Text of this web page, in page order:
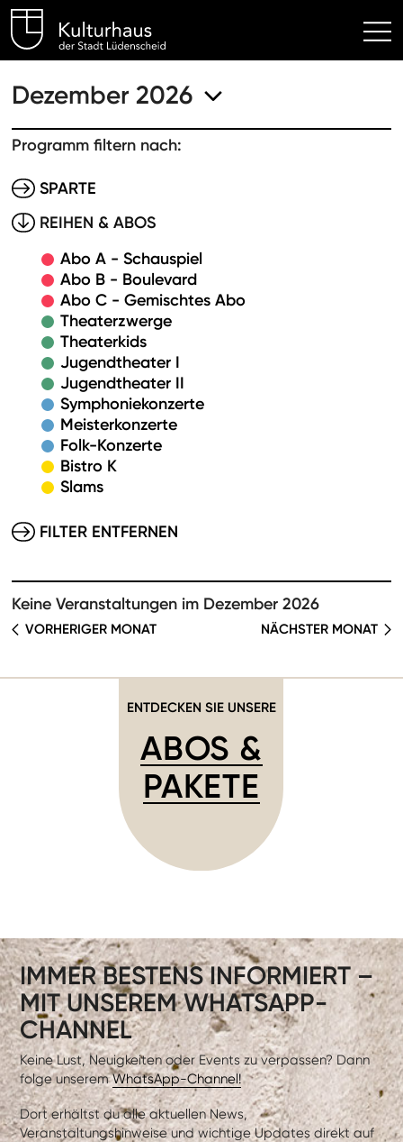
Kulturhaus Lüdenscheid
Dezember 2026
Programm filtern nach:
SPARTE
REIHEN & ABOS
Abo A - Schauspiel
Abo B - Boulevard
Abo C - Gemischtes Abo
Theaterzwerge
Theaterkids
Jugendtheater I
Jugendtheater II
Symphoniekonzerte
Meisterkonzerte
Folk-Konzerte
Bistro K
Slams
FILTER ENTFERNEN
Keine Veranstaltungen im Dezember 2026
VORHERIGER MONAT NÄCHSTER MONAT
ENTDECKEN SIE UNSERE
ABOS &
PAKETE
IMMER BESTENS INFORMIERT –
MIT UNSEREM WHATSAPP-
CHANNEL
Keine Lust, Neuigkeiten oder Events zu verpassen? Dann
folge unseremWhatsApp-Channel!
Dort erhältst du alle aktuellen News,
Veranstaltungshinweise und wichtige Updates direkt auf